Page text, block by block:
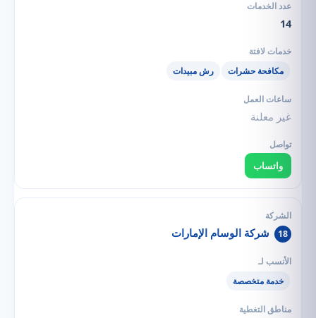
14
مكافحة حشرات رش مبيدات
غير معلنة
واتساب
18 شركة الوسام الإمارات
خدمة متخصصة